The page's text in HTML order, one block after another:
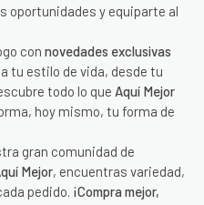
oportunidades y equiparte al
con novedades exclusivas
tu estilo de vida, desde tu
todo lo que Aquí Mejor
hoy mismo, tu forma de
gran comunidad de
Mejor, encuentras variedad,
pedido. ¡Compra mejor,